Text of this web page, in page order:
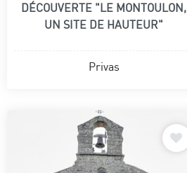
DÉCOUVERTE "LE MONTOULON,
UN SITE DE HAUTEUR"
Privas